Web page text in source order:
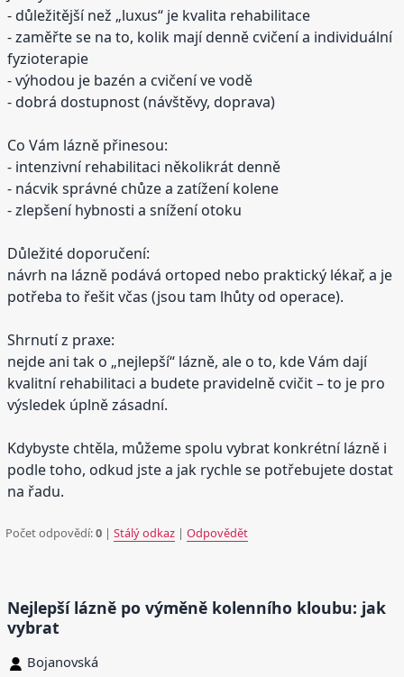
- důležitější než „luxus“ je kvalita rehabilitace
- zaměřte se na to, kolik mají denně cvičení a individuální
fyzioterapie
- výhodou je bazén a cvičení ve vodě
- dobrá dostupnost (návštěvy, doprava)
Co Vám lázně přinesou:
- intenzivní rehabilitaci několikrát denně
- nácvik správné chůze a zatížení kolene
- zlepšení hybnosti a snížení otoku
Důležité doporučení:
návrh na lázně podává ortoped nebo praktický lékař, a je
potřeba to řešit včas (jsou tam lhůty od operace).
Shrnutí z praxe:
nejde ani tak o „nejlepší“ lázně, ale o to, kde Vám dají
kvalitní rehabilitaci a budete pravidelně cvičit – to je pro
výsledek úplně zásadní.
Kdybyste chtěla, můžeme spolu vybrat konkrétní lázně i
podle toho, odkud jste a jak rychle se potřebujete dostat
na řadu.
Počet odpovědí:0 |Stálý odkaz |Odpovědět
Nejlepší lázně po výměně kolenního kloubu: jak
vybrat
Bojanovská